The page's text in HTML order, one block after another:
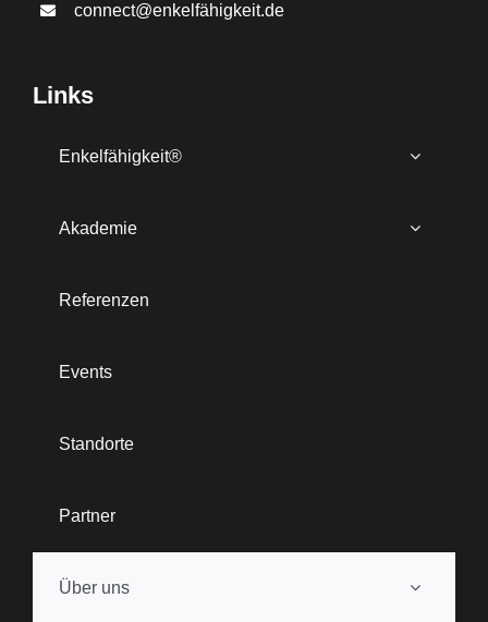
connect@enkelfähigkeit.de
Links
Enkelfähigkeit®
Akademie
Referenzen
Events
Standorte
Partner
Über uns